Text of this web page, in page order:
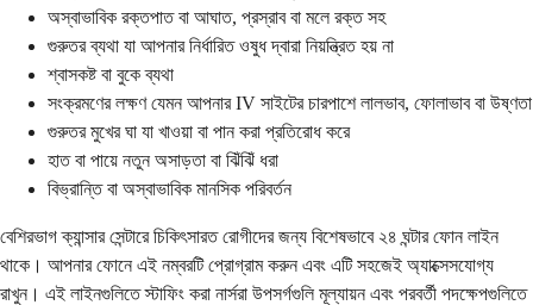
অস্বাভাবিক রক্তপাত বা আঘাত, প্রস্রাব বা মলে রক্ত ​​সহ
গুরুতর ব্যথা যা আপনার নির্ধারিত ওষুধ দ্বারা নিয়ন্ত্রিত হয় না
শ্বাসকষ্ট বা বুকে ব্যথা
সংক্রমণের লক্ষণ যেমন আপনার IV সাইটের চারপাশে লালভাব, ফোলাভাব বা উষ্ণতা
গুরুতর মুখের ঘা যা খাওয়া বা পান করা প্রতিরোধ করে
হাত বা পায়ে নতুন অসাড়তা বা ঝিঁঝিঁ ধরা
বিভ্রান্তি বা অস্বাভাবিক মানসিক পরিবর্তন
বেশিরভাগ ক্যান্সার সেন্টারে চিকিৎসারত রোগীদের জন্য বিশেষভাবে ২৪ ঘন্টার ফোন লাইন
থাকে। আপনার ফোনে এই নম্বরটি প্রোগ্রাম করুন এবং এটি সহজেই অ্যাক্সেসযোগ্য
রাখুন। এই লাইনগুলিতে স্টাফিং করা নার্সরা উপসর্গগুলি মূল্যায়ন এবং পরবর্তী পদক্ষেপগুলিতে